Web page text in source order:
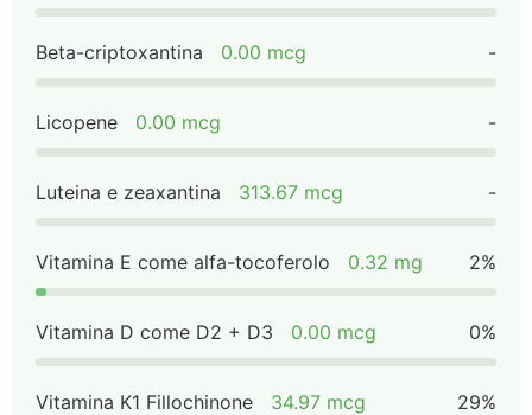
Beta-criptoxantina 0.00 mcg -
Licopene 0.00 mcg -
Luteina e zeaxantina 313.67 mcg -
Vitamina E come alfa-tocoferolo 0.32 mg 2%
Vitamina D come D2 + D3 0.00 mcg 0%
Vitamina K1 Fillochinone 34.97 mcg 29%